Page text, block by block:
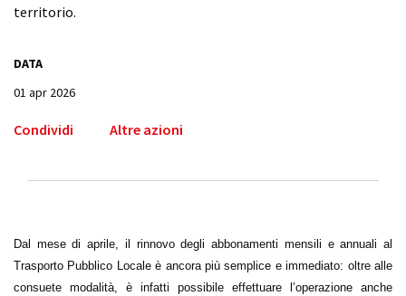
territorio.
DATA
01 apr 2026
Condividi Altre azioni
Dal mese di aprile, il rinnovo degli abbonamenti mensili e annuali al
Trasporto Pubblico Locale è ancora più semplice e immediato: oltre alle
consuete modalità, è infatti possibile effettuare l’operazione anche